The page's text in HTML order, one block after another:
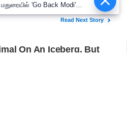
மதுரையில் 'Go Back Modi'
போஸ்டர்களால் பரபரப்பு!